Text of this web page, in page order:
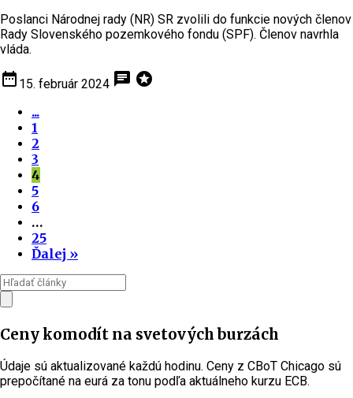
Poslanci Národnej rady (NR) SR zvolili do funkcie nových členov
Rady Slovenského pozemkového fondu (SPF). Členov navrhla
vláda.
date_range 15. február 2024 chat stars
...
1
2
3
4
5
6
…
25
Ďalej »
Ceny komodít na svetových burzách
Údaje sú aktualizované každú hodinu. Ceny z CBoT Chicago sú
prepočítané na eurá za tonu podľa aktuálneho kurzu ECB.